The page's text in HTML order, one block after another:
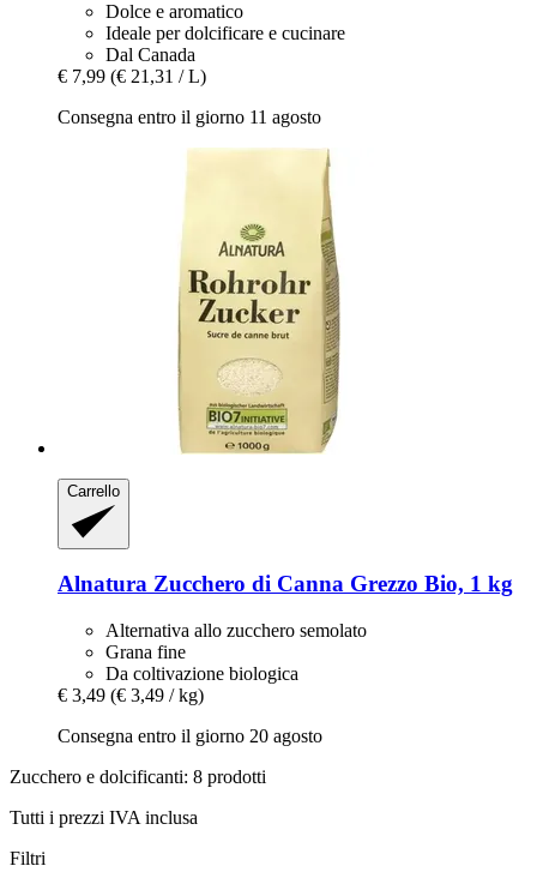
Dolce e aromatico
Ideale per dolcificare e cucinare
Dal Canada
€ 7,99 (€ 21,31 / L)
Consegna entro il giorno 11 agosto
Carrello
Alnatura Zucchero di Canna Grezzo Bio, 1 kg
Alternativa allo zucchero semolato
Grana fine
Da coltivazione biologica
€ 3,49 (€ 3,49 / kg)
Consegna entro il giorno 20 agosto
Zucchero e dolcificanti: 8 prodotti
Tutti i prezzi IVA inclusa
Filtri